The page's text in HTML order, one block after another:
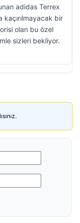
adidas Terrex
kaçırılmayacak bir
olan bu özel
sizleri bekliyor.